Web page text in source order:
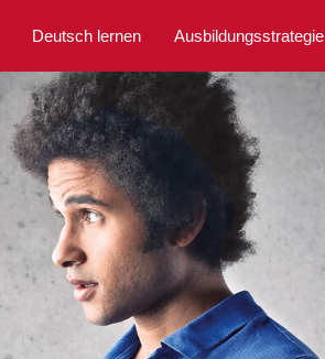
Deutsch lernen Ausbildungsstrategie